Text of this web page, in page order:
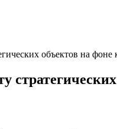
объектов на